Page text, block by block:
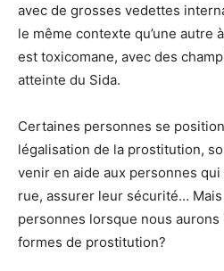
avec de grosses vedettes
le même contexte qu’une autre
est toxicomane, avec des
atteinte du Sida.
Certaines personnes se
légalisation de la prostitution,
venir en aide aux personnes
rue, assurer leur sécurité…
personnes lorsque nous
formes de prostitution?